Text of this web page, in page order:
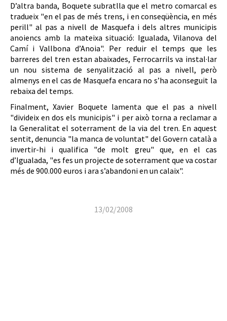
D’altra banda, Boquete subratlla que el metro comarcal es
tradueix "en el pas de més trens, i en conseqüència, en més
perill" al pas a nivell de Masquefa i dels altres municipis
anoiencs amb la mateixa situació: Igualada, Vilanova del
Camí i Vallbona d’Anoia". Per reduir el temps que les
barreres del tren estan abaixades, Ferrocarrils va instal·lar
un nou sistema de senyalització al pas a nivell, però
almenys en el cas de Masquefa encara no s’ha aconseguit la
rebaixa del temps.
Finalment, Xavier Boquete lamenta que el pas a nivell
"divideix en dos els municipis" i per això torna a reclamar a
la Generalitat el soterrament de la via del tren. En aquest
sentit, denuncia "la manca de voluntat" del Govern català a
invertir-hi i qualifica "de molt greu" que, en el cas
d’Igualada, "es fes un projecte de soterrament que va costar
més de 900.000 euros i ara s’abandoni en un calaix".
13/02/2008